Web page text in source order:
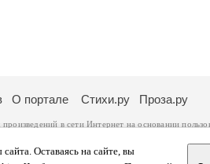
Оставаясь на сайте, вы
О портале Стихи.ру Проза.ру
в сети Интернет на основании
только с согласия его автора, к которому
законодательства Российской
более подробнуюинформацию о портале